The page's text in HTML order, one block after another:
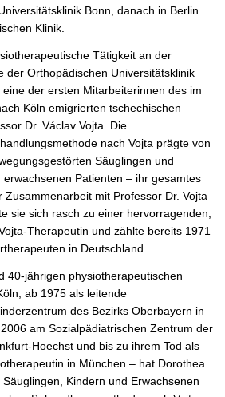
Bonn, danach in Berlin
Klinik.
Tätigkeit an der
der Orthopädischen Universitätsklinik
der ersten Mitarbeiterinnen des im
Köln emigrierten tschechischen
Dr. Václav Vojta. Die
nach Vojta prägte von
Säuglingen und
Patienten – ihr gesamtes
Zusammenarbeit mit Professor Dr. Vojta
sie sich rasch zu einer hervorragenden,
Therapeutin und zählte bereits 1971
in Deutschland.
40-jährigen physiotherapeutischen
ab 1975 als leitende
des Bezirks Oberbayern in
am Sozialpädiatrischen Zentrum der
Hoechst und bis zu ihrem Tod als
in München – hat Dorothea
Kindern und Erwachsenen